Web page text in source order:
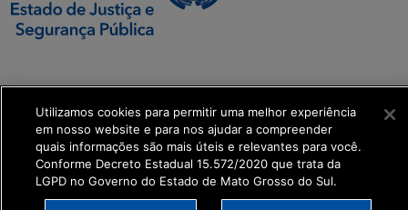
Executiva de
Transformação Digital
get_footer();
Utilizamos cookies para permitir uma melhor experiência
em nosso website e para nos ajudar a compreender
quais informações são mais úteis e relevantes para você.
Conforme Decreto Estadual 15.572/2020 que trata da
LGPD no Governo do Estado de Mato Grosso do Sul.